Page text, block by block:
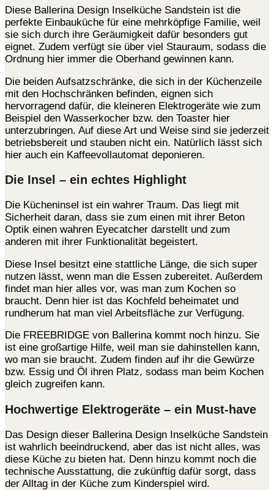
Diese Ballerina Design Inselküche Sandstein ist die
perfekte Einbauküche für eine mehrköpfige Familie, weil
sie sich durch ihre Geräumigkeit dafür besonders gut
eignet. Zudem verfügt sie über viel Stauraum, sodass die
Ordnung hier immer die Oberhand gewinnen kann.
Die beiden Aufsatzschränke, die sich in der Küchenzeile
mit den Hochschränken befinden, eignen sich
hervorragend dafür, die kleineren Elektrogeräte wie zum
Beispiel den Wasserkocher bzw. den Toaster hier
unterzubringen. Auf diese Art und Weise sind sie jederzeit
betriebsbereit und stauben nicht ein. Natürlich lässt sich
hier auch ein Kaffeevollautomat deponieren.
Die Insel – ein echtes Highlight
Die Kücheninsel ist ein wahrer Traum. Das liegt mit
Sicherheit daran, dass sie zum einen mit ihrer Beton
Optik einen wahren Eyecatcher darstellt und zum
anderen mit ihrer Funktionalität begeistert.
Diese Insel besitzt eine stattliche Länge, die sich super
nutzen lässt, wenn man die Essen zubereitet. Außerdem
findet man hier alles vor, was man zum Kochen so
braucht. Denn hier ist das Kochfeld beheimatet und
rundherum hat man viel Arbeitsfläche zur Verfügung.
Die FREEBRIDGE von Ballerina kommt noch hinzu. Sie
ist eine großartige Hilfe, weil man sie dahinstellen kann,
wo man sie braucht. Zudem finden auf ihr die Gewürze
bzw. Essig und Öl ihren Platz, sodass man beim Kochen
gleich zugreifen kann.
Hochwertige Elektrogeräte – ein Must-have
Das Design dieser Ballerina Design Inselküche Sandstein
ist wahrlich beeindruckend, aber das ist nicht alles, was
diese Küche zu bieten hat. Denn hinzu kommt noch die
technische Ausstattung, die zukünftig dafür sorgt, dass
der Alltag in der Küche zum Kinderspiel wird.